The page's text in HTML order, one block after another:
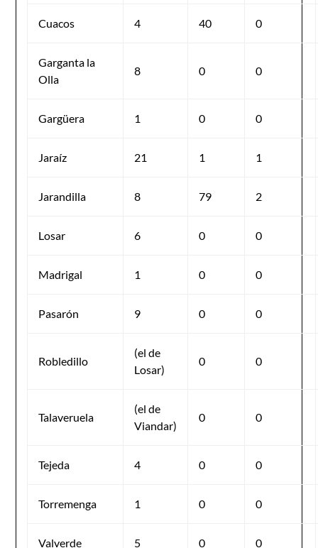
Cuacos 4 40 0
Garganta la
Olla
8 0 0
Gargüera 1 0 0
Jaraíz 21 1 1
Jarandilla 8 79 2
Losar 6 0 0
Madrigal 1 0 0
Pasarón 9 0 0
Robledillo
(el de
Losar)
0 0
Talaveruela
(el de
Viandar)
0 0
Tejeda 4 0 0
Torremenga 1 0 0
Valverde 5 0 0